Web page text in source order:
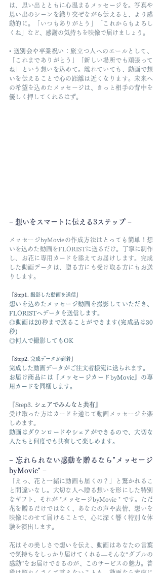
は、思い出とともに心温まるメッセージを。写真や
思い出のシーンを織り交ぜながら伝えると、より感
動的に。「いつもありがとう」「これからもよろし
くね」など、感謝の気持ちを映像で届けましょう。
• 送別会や卒業祝い ：旅立つ人へのエールとして、
「これまでありがとう」「新しい場所でも頑張って
ね」という想いを込めて。離れていても、動画で想
いを伝えることで心の距離は近くなります。未来へ
の希望を込めたメッセージは、きっと相手の背中を
優しく押してくれるはず。
− 想いをスマートに伝える3ステップ −
メッセージbyMovieの作成方法はとっても簡単！想
いを込めた動画をFLORISTに送るだけ。丁寧に制作
し、お花に専用カードを添えてお届けします。完成
した動画データは、贈る方にも受け取る方にもお送
りします。
『Step1. 撮影した動画を送信
想いを込めたメッセージ動画を撮影していただき、
FLORISTへデータを送信します。​
​◎動画は20秒まで送ることができます(完成品は30
秒)
​◎何人で撮影してもOK
『Step2. 完成データが到着
完成した動画データがご注文者様宛に送られます。
お届け商品には『メッセージカードbyMovie』の専
用カードを同梱します。
『Step3. シェアでみんなと共有』
受け取った方はカードを通じて動画メッセージを楽
しめます。
動画はダウンロードやシェアができるので、大切な
人たちと何度でも共有して楽しめます。
− 忘れられない感動を贈るなら"メッセージ
byMovie" −
「えっ、花と一緒に動画も届くの？」と驚かれるこ
と間違いなし。大切な人へ贈る想いを形にした特別
なギフト、それが "メッセージbyMovie " です。ただ
花を贈るだけではなく、あなたの声や表情、想いを
映像にのせて届けることで、心に深く響く特別な体
験を演出します。
花はその美しさで想いを伝え、動画はあなたの言葉
で気持ちをしっかり届けてくれる—そんな“ダブルの
感動”をお届けできるのが、このサービスの魅力。普